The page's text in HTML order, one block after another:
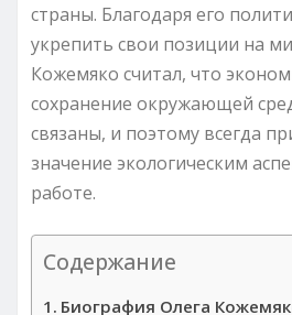
страны. Благодаря его
укрепить свои позиции на
Кожемяко считал, что
сохранение окружающей
связаны, и поэтому всегда
значение экологическим
работе.
Содержание
Биография Олега